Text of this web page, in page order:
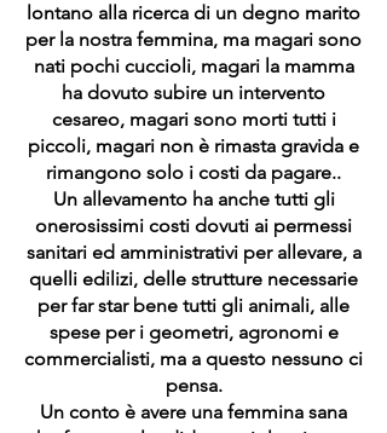
lontano alla ricerca di un degno marito
per la nostra femmina, ma magari sono
nati pochi cuccioli, magari la mamma
ha dovuto subire un intervento
cesareo, magari sono morti tutti i
piccoli, magari non è rimasta gravida e
rimangono solo i costi da pagare..
Un allevamento ha anche tutti gli
onerosissimi costi dovuti ai permessi
sanitari ed amministrativi per allevare, a
quelli edilizi, delle strutture necessarie
per far star bene tutti gli animali, alle
spese per i geometri, agronomi e
commercialisti, ma a questo nessuno ci
pensa.
Un conto è avere una femmina sana